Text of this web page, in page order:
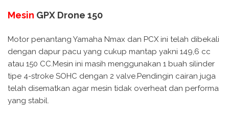
Mesin GPX Drone 150
Motor penantang Yamaha Nmax dan PCX ini telah dibekali
dengan dapur pacu yang cukup mantap yakni 149,6 cc
atau 150 CC.Mesin ini masih menggunakan 1 buah silinder
tipe 4-stroke SOHC dengan 2 valve.Pendingin cairan juga
telah disematkan agar mesin tidak overheat dan performa
yang stabil.